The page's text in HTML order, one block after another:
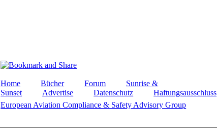
Home Bücher Forum
Sunrise &
Sunset
Advertise Datenschutz Haftungsausschluss
European Aviation Compliance & Safety Advisory Group